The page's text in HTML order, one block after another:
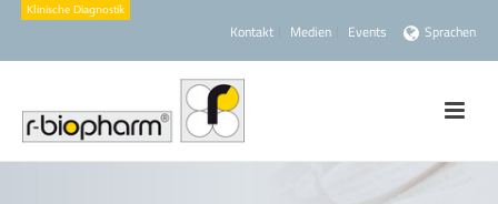
Kontakt Medien Events Sprachen